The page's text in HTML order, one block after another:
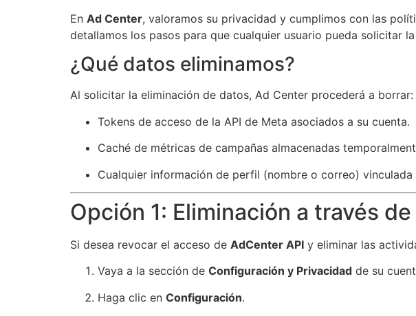
En Ad Center, valoramos su privacidad y cumplimos con las
detallamos los pasos para que cualquier usuario pueda solicitar
¿Qué datos eliminamos?
Al solicitar la eliminación de datos, Ad Center procederá a borrar:
Tokens de acceso de la API de Meta asociados a su cuenta.
Caché de métricas de campañas almacenadas
Cualquier información de perfil (nombre o correo) vinculada
Opción 1: Eliminación a través
Si desea revocar el acceso de AdCenter API y eliminar las
Vaya a la sección de Configuración y Privacidad de su
Haga clic en Configuración.